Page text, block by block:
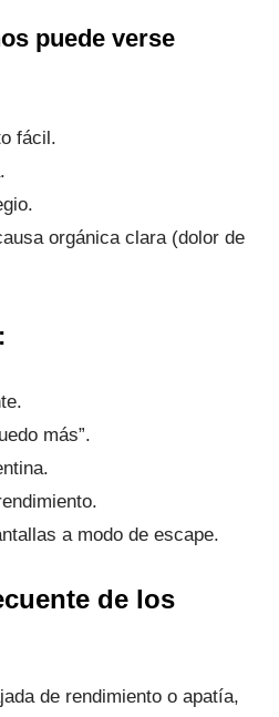
puede verse
fácil.
orgánica clara (dolor de
más”.
a modo de escape.
de los
de rendimiento o apatía,